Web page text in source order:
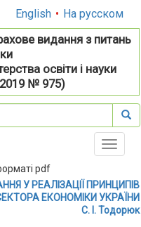
English • На русском
видання з питань
освіти і науки
№ 975)
Toggle
У РЕАЛІЗАЦІЇ ПРИНЦИПІВ
ЕКОНОМІКИ УКРАЇНИ
С. І. Тодорюк